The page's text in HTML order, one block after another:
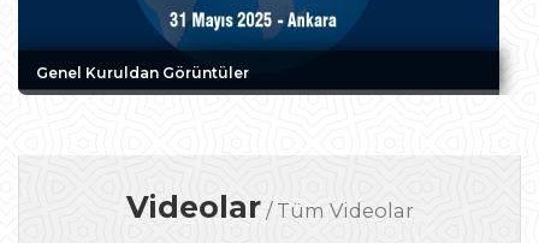
Genel Kuruldan Görüntüler
Videolar/ Tüm Videolar